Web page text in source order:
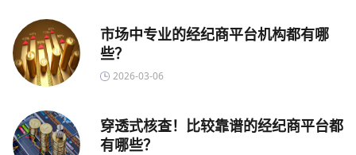
市场中专业的经纪商平台机构都有哪
些？
2026-03-06
穿透式核查！比较靠谱的经纪商平台都
有哪些？